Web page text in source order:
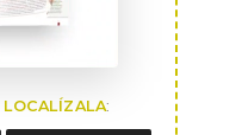
LOCALÍZALA: